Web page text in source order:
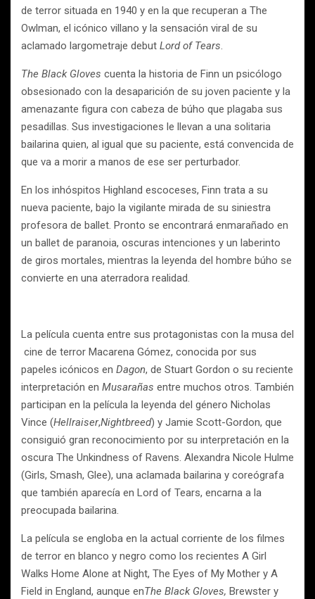
de terror situada en 1940 y en la que recuperan a The
Owlman, el icónico villano y la sensación viral de su
aclamado largometraje debut Lord of Tears.
The Black Gloves cuenta la historia de Finn un psicólogo
obsesionado con la desaparición de su joven paciente y la
amenazante figura con cabeza de búho que plagaba sus
pesadillas. Sus investigaciones le llevan a una solitaria
bailarina quien, al igual que su paciente, está convencida de
que va a morir a manos de ese ser perturbador.
En los inhóspitos Highland escoceses, Finn trata a su
nueva paciente, bajo la vigilante mirada de su siniestra
profesora de ballet. Pronto se encontrará enmarañado en
un ballet de paranoia, oscuras intenciones y un laberinto
de giros mortales, mientras la leyenda del hombre búho se
convierte en una aterradora realidad.
La película cuenta entre sus protagonistas con la musa del
cine de terror Macarena Gómez, conocida por sus
papeles icónicos en Dagon, de Stuart Gordon o su reciente
interpretación en Musarañas entre muchos otros. También
participan en la película la leyenda del género Nicholas
Vince (Hellraiser,Nightbreed) y Jamie Scott-Gordon, que
consiguió gran reconocimiento por su interpretación en la
oscura The Unkindness of Ravens. Alexandra Nicole Hulme
(Girls, Smash, Glee), una aclamada bailarina y coreógrafa
que también aparecía en Lord of Tears, encarna a la
preocupada bailarina.
La película se engloba en la actual corriente de los filmes
de terror en blanco y negro como los recientes A Girl
Walks Home Alone at Night, The Eyes of My Mother y A
Field in England, aunque enThe Black Gloves, Brewster y